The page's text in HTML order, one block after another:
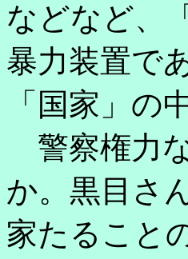
などなど、
暴力装置で
「国家」の
警察権力
か。黒目さ
家たること